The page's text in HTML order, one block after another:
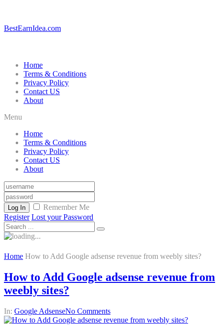
BestEarnIdea.com
Home
Terms & Conditions
Privacy Policy
Contact US
About
Menu
Home
Terms & Conditions
Privacy Policy
Contact US
About
Log In
Remember Me
Register Lost your Password
Home How to Add Google adsense revenue from weebly sites?
How to Add Google adsense revenue from
weebly sites?
In: Google AdsenseNo Comments